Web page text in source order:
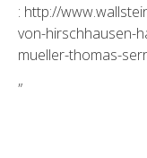
: http://
von-hirschhausen-
mueller-thomas-
„